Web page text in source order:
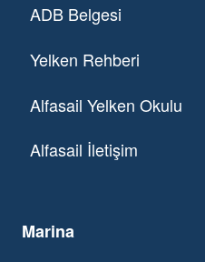
ADB Belgesi
Yelken Rehberi
Alfasail Yelken Okulu
Alfasail İletişim
Marina